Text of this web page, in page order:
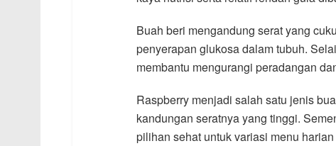
Buah beri mengandung serat yang
penyerapan glukosa dalam tubuh.
membantu mengurangi peradangan
Raspberry menjadi salah satu jenis
kandungan seratnya yang tinggi.
pilihan sehat untuk variasi menu